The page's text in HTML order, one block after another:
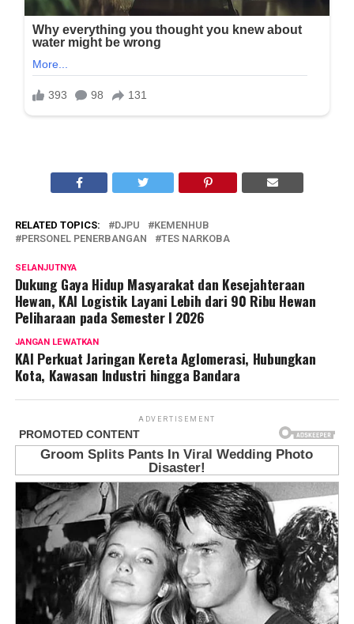
RELATED TOPICS: DJPU
KEMENHUB
PERSONEL PENERBANGAN
TES NARKOBA
SELANJUTNYA
Dukung Gaya Hidup Masyarakat dan Kesejahteraan
Hewan, KAI Logistik Layani Lebih dari 90 Ribu Hewan
Peliharaan pada Semester I 2026
JANGAN LEWATKAN
KAI Perkuat Jaringan Kereta Aglomerasi, Hubungkan
Kota, Kawasan Industri hingga Bandara
ADVERTISEMENT